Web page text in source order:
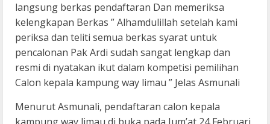
langsung berkas pendaftaran Dan memeriksa
kelengkapan Berkas ” Alhamdulillah setelah kami
periksa dan teliti semua berkas syarat untuk
pencalonan Pak Ardi sudah sangat lengkap dan
resmi di nyatakan ikut dalam kompetisi pemilihan
Calon kepala kampung way limau ” Jelas Asmunali
Menurut Asmunali, pendaftaran calon kepala